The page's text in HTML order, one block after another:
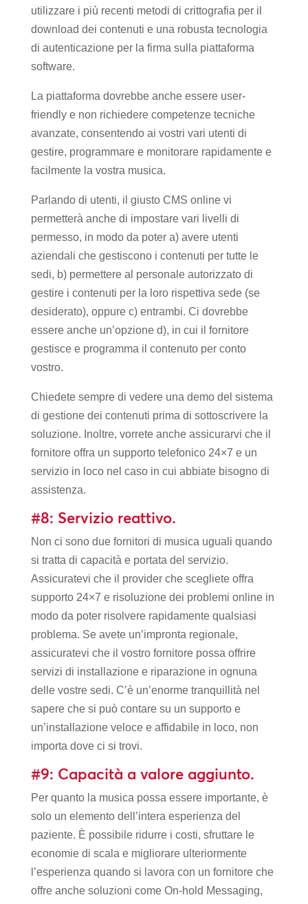
utilizzare i più recenti metodi di crittografia per il
download dei contenuti e una robusta tecnologia
di autenticazione per la firma sulla piattaforma
software.
La piattaforma dovrebbe anche essere user-
friendly e non richiedere competenze tecniche
avanzate, consentendo ai vostri vari utenti di
gestire, programmare e monitorare rapidamente e
facilmente la vostra musica.
Parlando di utenti, il giusto CMS online vi
permetterà anche di impostare vari livelli di
permesso, in modo da poter a) avere utenti
aziendali che gestiscono i contenuti per tutte le
sedi, b) permettere al personale autorizzato di
gestire i contenuti per la loro rispettiva sede (se
desiderato), oppure c) entrambi. Ci dovrebbe
essere anche un’opzione d), in cui il fornitore
gestisce e programma il contenuto per conto
vostro.
Chiedete sempre di vedere una demo del sistema
di gestione dei contenuti prima di sottoscrivere la
soluzione. Inoltre, vorrete anche assicurarvi che il
fornitore offra un supporto telefonico 24×7 e un
servizio in loco nel caso in cui abbiate bisogno di
assistenza.
#8: Servizio reattivo.
Non ci sono due fornitori di musica uguali quando
si tratta di capacità e portata del servizio.
Assicuratevi che il provider che scegliete offra
supporto 24×7 e risoluzione dei problemi online in
modo da poter risolvere rapidamente qualsiasi
problema. Se avete un’impronta regionale,
assicuratevi che il vostro fornitore possa offrire
servizi di installazione e riparazione in ognuna
delle vostre sedi. C’è un’enorme tranquillità nel
sapere che si può contare su un supporto e
un’installazione veloce e affidabile in loco, non
importa dove ci si trovi.
#9: Capacità a valore aggiunto.
Per quanto la musica possa essere importante, è
solo un elemento dell’intera esperienza del
paziente. È possibile ridurre i costi, sfruttare le
economie di scala e migliorare ulteriormente
l’esperienza quando si lavora con un fornitore che
offre anche soluzioni come On-hold Messaging,